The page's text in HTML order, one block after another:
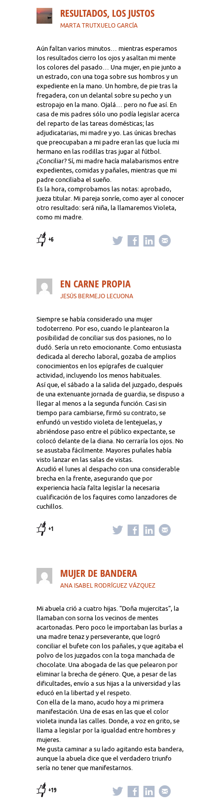
RESULTADOS, LOS JUSTOS
MARTA TRUTXUELO GARCÍA
Aún faltan varios minutos… mientras esperamos
los resultados cierro los ojos y asaltan mi mente
los colores del pasado… Una mujer, en pie junto a
un estrado, con una toga sobre sus hombros y un
expediente en la mano. Un hombre, de pie tras la
fregadera, con un delantal sobre su pecho y un
estropajo en la mano. Ojalá… pero no fue así. En
casa de mis padres sólo uno podía legislar acerca
del reparto de las tareas domésticas; las
adjudicatarias, mi madre y yo. Las únicas brechas
que preocupaban a mi padre eran las que lucía mi
hermano en las rodillas tras jugar al fútbol.
¿Conciliar? Sí, mi madre hacía malabarismos entre
expedientes, comidas y pañales, mientras que mi
padre conciliaba el sueño.
Es la hora, comprobamos las notas: aprobado,
jueza titular. Mi pareja sonríe, como ayer al conocer
otro resultado: será niña, la llamaremos Violeta,
como mi madre.
+6
EN CARNE PROPIA
JESÚS BERMEJO LECUONA
Siempre se había considerado una mujer
todoterreno. Por eso, cuando le plantearon la
posibilidad de conciliar sus dos pasiones, no lo
dudó. Sería un reto emocionante. Como entusiasta
dedicada al derecho laboral, gozaba de amplios
conocimientos en los epígrafes de cualquier
actividad, incluyendo los menos habituales.
Así que, el sábado a la salida del juzgado, después
de una extenuante jornada de guardia, se dispuso a
llegar al menos a la segunda función. Casi sin
tiempo para cambiarse, firmó su contrato, se
enfundó un vestido violeta de lentejuelas, y
abriéndose paso entre el público expectante, se
colocó delante de la diana. No cerraría los ojos. No
se asustaba fácilmente. Mayores puñales había
visto lanzar en las salas de vistas.
Acudió el lunes al despacho con una considerable
brecha en la frente, asegurando que por
experiencia hacía falta legislar la necesaria
cualificación de los faquires como lanzadores de
cuchillos.
+1
MUJER DE BANDERA
ANA ISABEL RODRÍGUEZ VÁZQUEZ
Mi abuela crió a cuatro hijas. "Doña mujercitas", la
llamaban con sorna los vecinos de mentes
acartonadas. Pero poco le importaban las burlas a
una madre tenaz y perseverante, que logró
conciliar el bufete con los pañales, y que agitaba el
polvo de los juzgados con la toga manchada de
chocolate. Una abogada de las que pelearon por
eliminar la brecha de género. Que, a pesar de las
dificultades, envío a sus hijas a la universidad y las
educó en la libertad y el respeto.
Con ella de la mano, acudo hoy a mi primera
manifestación. Una de esas en las que el color
violeta inunda las calles. Donde, a voz en grito, se
llama a legislar por la igualdad entre hombres y
mujeres.
Me gusta caminar a su lado agitando esta bandera,
aunque la abuela dice que el verdadero triunfo
sería no tener que manifestarnos.
+19